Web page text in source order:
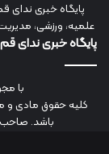
پایگاه خبری ندای
علمیه، ورزشی،
پایگاه خبری ندای قم
با
کلیه حقوق مادی و
باشد. صاحب